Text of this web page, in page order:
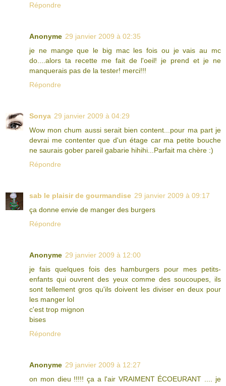
Répondre
Anonyme 29 janvier 2009 à 02:35
je ne mange que le big mac les fois ou je vais au mc
do....alors ta recette me fait de l'oeil! je prend et je ne
manquerais pas de la tester! merci!!!
Répondre
Sonya 29 janvier 2009 à 04:29
Wow mon chum aussi serait bien content...pour ma part je
devrai me contenter que d'un étage car ma petite bouche
ne saurais gober pareil gabarie hihihi...Parfait ma chère :)
Répondre
sab le plaisir de gourmandise 29 janvier 2009 à 09:17
ça donne envie de manger des burgers
Répondre
Anonyme 29 janvier 2009 à 12:00
je fais quelques fois des hamburgers pour mes petits-
enfants qui ouvrent des yeux comme des soucoupes, ils
sont tellement gros qu'ils doivent les diviser en deux pour
les manger lol
c'est trop mignon
bises
Répondre
Anonyme 29 janvier 2009 à 12:27
on mon dieu !!!!! ça a l'air VRAIMENT ÉCOEURANT .... je